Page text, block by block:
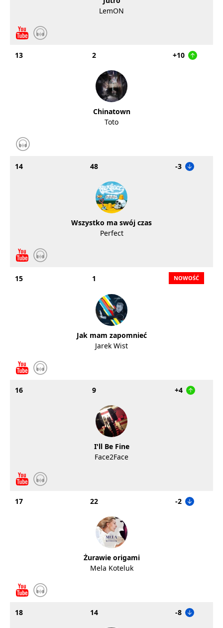
LemON
13 2 +10
Chinatown
Toto
14 48 -3
Wszystko ma swój czas
Perfect
15 1
Jak mam zapomnieć
Jarek Wist
16 9 +4
I'll Be Fine
Face2Face
17 22 -2
Żurawie origami
Mela Koteluk
18 14 -8